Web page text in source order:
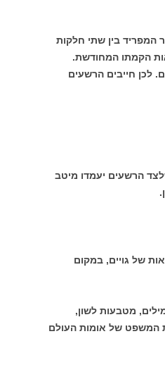
בין שתי חלקות
הקמתו המחודשת.
לכן חייבים הרשעים
הרשעים יעמדו מיטב
של גויים, במקום
מטבעות לשון,
המשפט של אומות העולם